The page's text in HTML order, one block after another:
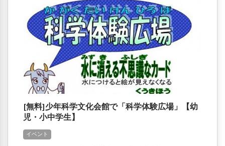
[無料]少年科学文化会館で「科学体験広場」【幼
児・小中学生】
イベント